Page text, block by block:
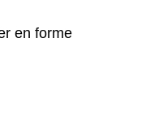
en forme